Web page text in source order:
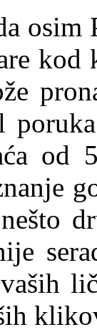
od